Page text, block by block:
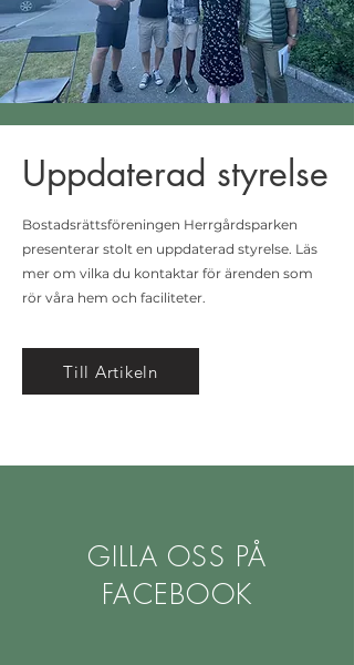
Uppdaterad styrelse
Bostadsrättsföreningen Herrgårdsparken
presenterar stolt en uppdaterad styrelse. Läs
mer om vilka du kontaktar för ärenden som
rör våra hem och faciliteter.
Till Artikeln
GILLA OSS PÅ
FACEBOOK